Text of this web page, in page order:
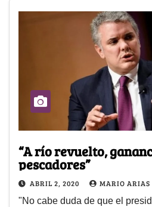
“A río revuelto,
pescadores”
ABRIL 2, 2020 MARIO ARIAS
"No cabe duda de que el